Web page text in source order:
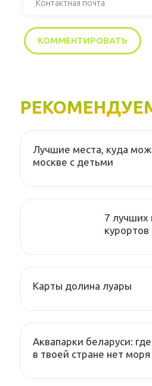
Лучшие места, куда
москве с детьми
7 лучших
курортов
Карты долина луары
Аквапарки беларуси:
в твоей стране нет моря